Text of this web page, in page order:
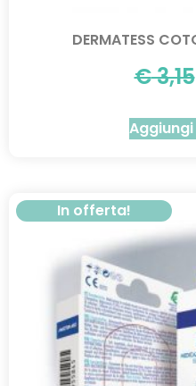
DERMATESS
€3,15
In offerta!